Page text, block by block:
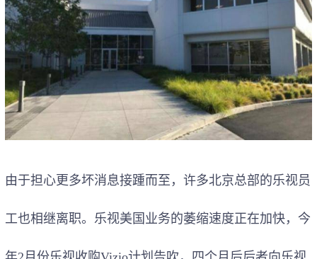
由于担心更多坏消息接踵而至，许多北京总部的乐视员
工也相继离职。乐视美国业务的萎缩速度正在加快，今